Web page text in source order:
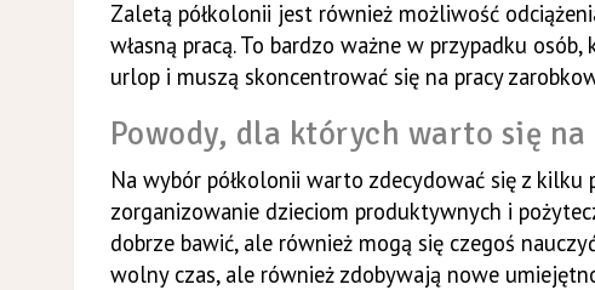
Zaletą półkolonii jest również możliwość
własną pracą. To bardzo ważne w przypadku
urlop i muszą skoncentrować się na pracy
Powody, dla których warto się na
Na wybór półkolonii warto zdecydować się z
zorganizowanie dzieciom produktywnych i
dobrze bawić, ale również mogą się czegoś
wolny czas, ale również zdobywają nowe